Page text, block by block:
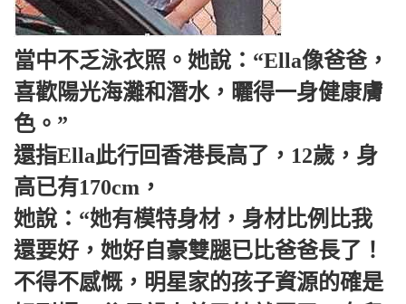
當中不乏泳衣照。她說：“Ella像爸爸，
喜歡陽光海灘和潛水，曬得一身健康膚
色。”
還指Ella此行回香港長高了，12歲，身
高已有170cm，
她說：“她有模特身材，身材比例比我
還要好，她好自豪雙腿已比爸爸長了！
不得不感慨，明星家的孩子資源的確是